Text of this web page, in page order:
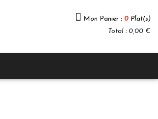
Mon Panier : 0 Plat(s)
Total : 0,00 €